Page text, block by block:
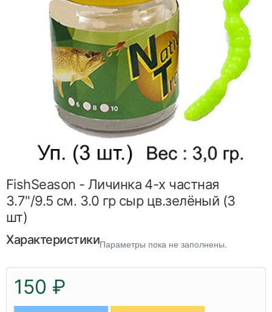
FishSeason - Личинка 4-х частная
3.7"/9.5 см. 3.0 гр сыр цв.зелёный (3
шт)
ХарактеристикиПараметры пока не заполнены.
150 ₽